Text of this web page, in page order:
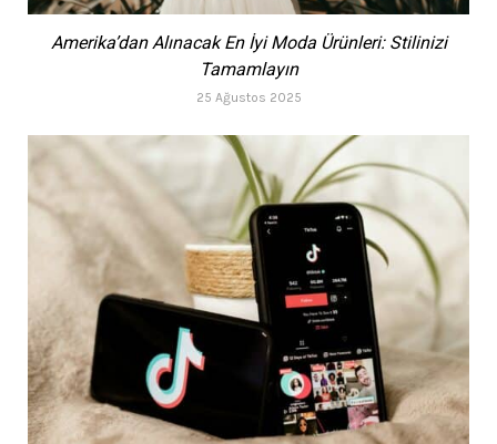
Amerika’dan Alınacak En İyi Moda Ürünleri: Stilinizi
Tamamlayın
25 Ağustos 2025